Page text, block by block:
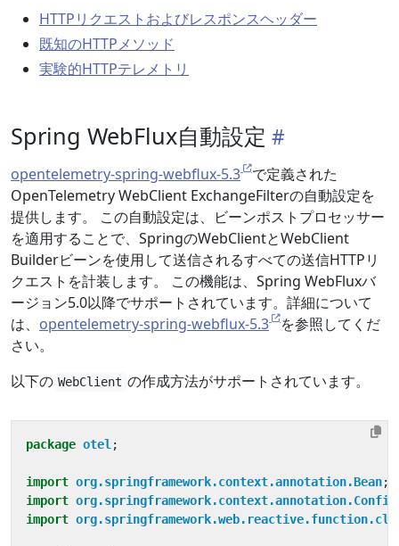
HTTPリクエストおよびレスポンスヘッダー
既知のHTTPメソッド
実験的HTTPテレメトリ
Spring WebFlux自動設定
opentelemetry-spring-webflux-5.3
で定義された
OpenTelemetry WebClient ExchangeFilterの自動設定を
提供します。 この自動設定は、ビーンポストプロセッサー
を適用することで、SpringのWebClientとWebClient
Builderビーンを使用して送信されるすべての送信HTTPリ
クエストを計装します。 この機能は、Spring WebFluxバ
ージョン5.0以降でサポートされています。詳細について
は、 opentelemetry-spring-webflux-5.3
を参照してくだ
さい。
以下の WebClient の作成方法がサポートされています。
package otel ;
import org.springframework.context.annotation.Bean;
import
import